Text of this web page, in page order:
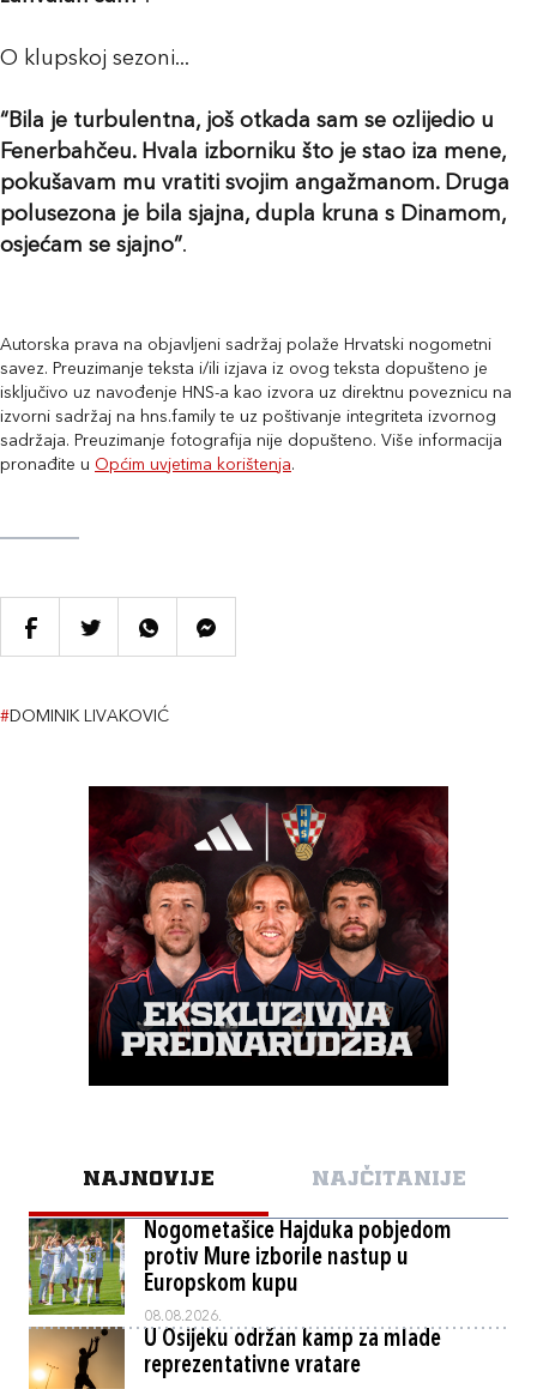
O klupskoj sezoni...
“Bila je turbulentna, još otkada sam se ozlijedio u
Fenerbahčeu. Hvala izborniku što je stao iza mene,
pokušavam mu vratiti svojim angažmanom. Druga
polusezona je bila sjajna, dupla kruna s Dinamom,
osjećam se sjajno”.
Autorska prava na objavljeni sadržaj polaže Hrvatski nogometni
savez. Preuzimanje teksta i/ili izjava iz ovog teksta dopušteno je
isključivo uz navođenje HNS-a kao izvora uz direktnu poveznicu na
izvorni sadržaj na hns.family te uz poštivanje integriteta izvornog
sadržaja. Preuzimanje fotografija nije dopušteno. Više informacija
pronađite u Općim uvjetima korištenja.
#DOMINIK LIVAKOVIĆ
NAJNOVIJE NAJČITANIJE
Nogometašice Hajduka pobjedom
protiv Mure izborile nastup u
Europskom kupu
08.08.2026.
U Osijeku održan kamp za mlade
reprezentativne vratare